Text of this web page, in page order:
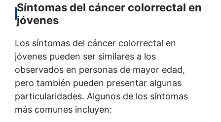
Síntomas del cáncer colorrectal en
jóvenes
Los síntomas del cáncer colorrectal en
jóvenes pueden ser similares a los
observados en personas de mayor edad,
pero también pueden presentar algunas
particularidades. Algunos de los síntomas
más comunes incluyen: